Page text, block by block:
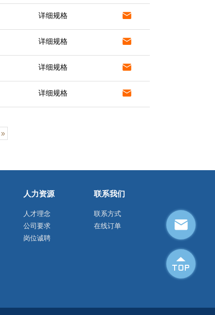
详细规格 
详细规格 
详细规格 
详细规格 
»
人力资源
人才理念
公司要求
岗位诚聘
联系我们
联系方式
在线订单

